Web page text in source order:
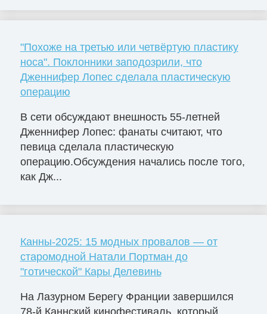
"Похоже на третью или четвёртую пластику
носа". Поклонники заподозрили, что
Дженнифер Лопес сделала пластическую
операцию
В сети обсуждают внешность 55-летней
Дженнифер Лопес: фанаты считают, что
певица сделала пластическую
операцию.Обсуждения начались после того,
как Дж...
Канны-2025: 15 модных провалов — от
старомодной Натали Портман до
"готической" Кары Делевинь
На Лазурном Берегу Франции завершился